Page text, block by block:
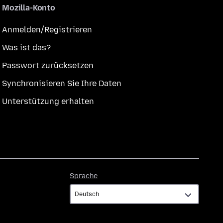
Mozilla-Konto
Anmelden/Registrieren
Was ist das?
Passwort zurücksetzen
Synchronisieren Sie Ihre Daten
Unterstützung erhalten
Sprache